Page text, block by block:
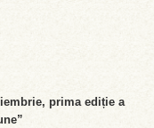
prima ediție a